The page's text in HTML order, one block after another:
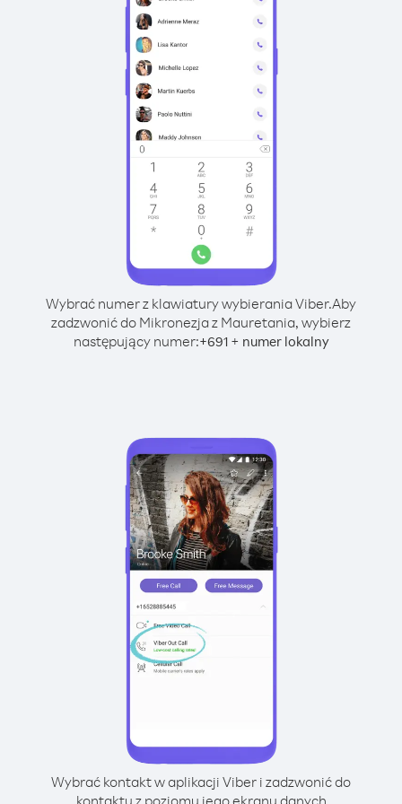
Wybrać numer z klawiatury wybierania Viber.Aby
zadzwonić do Mikronezja z Mauretania, wybierz
następujący numer:+691+ numer lokalny
Wybrać kontakt w aplikacji Viber i zadzwonić do
kontaktu z poziomu jego ekranu danych